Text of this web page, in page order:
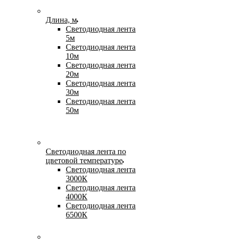
Длина, м
Светодиодная лента
5м
Светодиодная лента
10м
Светодиодная лента
20м
Светодиодная лента
30м
Светодиодная лента
50м
Светодиодная лента по
цветовой температуре
Светодиодная лента
3000К
Светодиодная лента
4000К
Светодиодная лента
6500К